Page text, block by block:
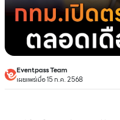
Eventpass Team
เผยแพร่เมื่อ 15 ก.ค. 2568